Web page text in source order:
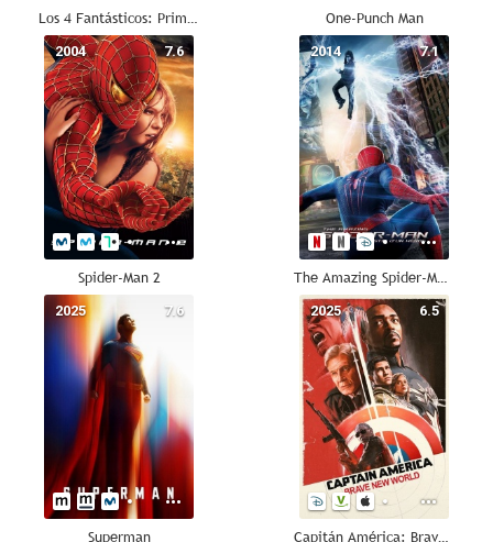
Los 4 Fantásticos: Primeros pasos One-Punch Man
7.6
2004
Spider-Man 2
7.1
2014
The Amazing Spider-Man 2: El poder de Electro
7.6
2025
Superman
6.5
2025
Capitán América: Brave New World